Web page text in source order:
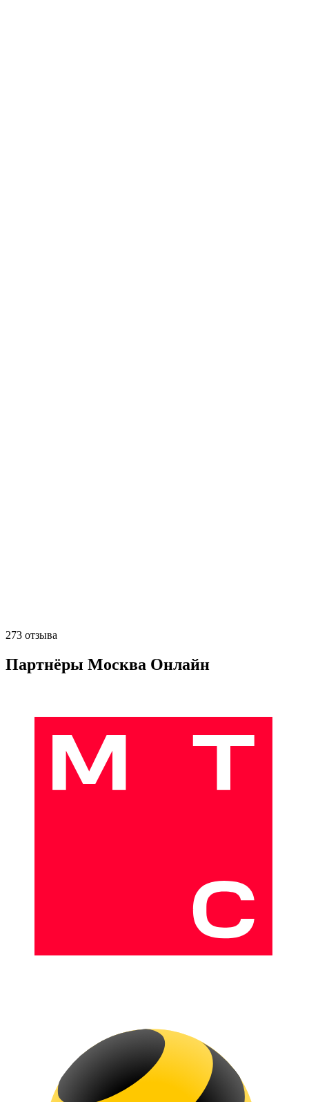
273 отзыва
Партнёры Москва Онлайн